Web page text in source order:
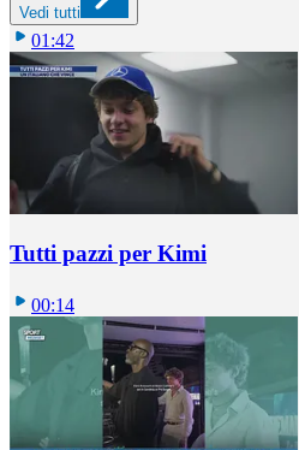
Vedi tutti
01:42
Tutti pazzi per Kimi
00:14